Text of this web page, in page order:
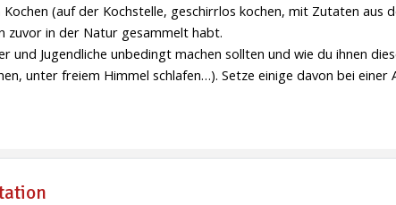
(auf der Kochstelle, geschirrlos kochen, mit Zutaten aus
zuvor in der Natur gesammelt habt.
und Jugendliche unbedingt machen sollten und wie du ihnen
unter freiem Himmel schlafen…). Setze einige davon bei einer